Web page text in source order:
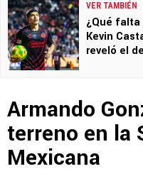
VER TAMBIÉN
¿Qué
Kevin
reveló el
Armando
terreno en la
Mexicana